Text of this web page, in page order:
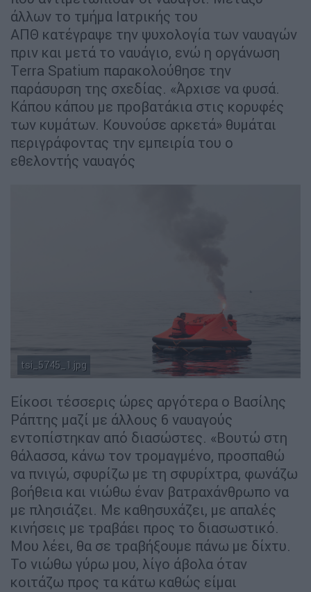
άλλων το τμήμα Ιατρικής του
ΑΠΘ κατέγραψε την ψυχολογία των ναυαγών
πριν και μετά το ναυάγιο, ενώ η οργάνωση
Τerra Spatium παρακολούθησε την
παράσυρση της σχεδίας. «Άρχισε να φυσά.
Κάπου κάπου με προβατάκια στις κορυφές
των κυμάτων. Κουνούσε αρκετά» θυμάται
περιγράφοντας την εμπειρία του ο
εθελοντής ναυαγός
tsi_5745_1.jpg
Είκοσι τέσσερις ώρες αργότερα ο Βασίλης
Ράπτης μαζί με άλλους 6 ναυαγούς
εντοπίστηκαν από διασώστες. «Βουτώ στη
θάλασσα, κάνω τον τρομαγμένο, προσπαθώ
να πνιγώ, σφυρίζω με τη σφυρίχτρα, φωνάζω
βοήθεια και νιώθω έναν βατραχάνθρωπο να
με πλησιάζει. Με καθησυχάζει, με απαλές
κινήσεις με τραβάει προς το διασωστικό.
Μου λέει, θα σε τραβήξουμε πάνω με δίχτυ.
Το νιώθω γύρω μου, λίγο άβολα όταν
κοιτάζω προς τα κάτω καθώς είμαι